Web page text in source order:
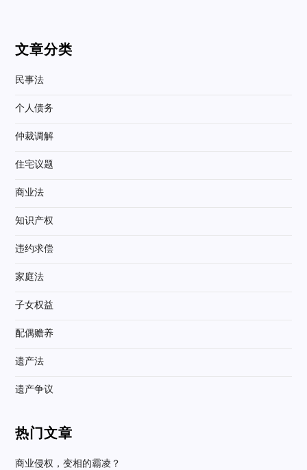
文章分类
民事法
个人债务
仲裁调解
住宅议题
商业法
知识产权
违约求偿
家庭法
子女权益
配偶赡养
遗产法
遗产争议
热门文章
商业侵权，变相的霸凌？